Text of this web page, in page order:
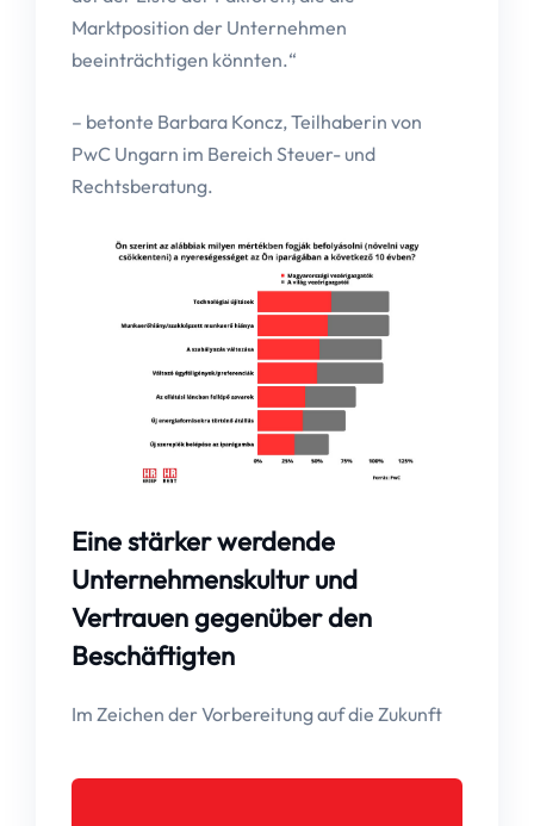
Marktposition der Unternehmen
beeinträchtigen könnten.“
– betonte Barbara Koncz, Teilhaberin von
PwC Ungarn im Bereich Steuer- und
Rechtsberatung.
Eine stärker werdende
Unternehmenskultur und
Vertrauen gegenüber den
Beschäftigten
Im Zeichen der Vorbereitung auf die Zukunft